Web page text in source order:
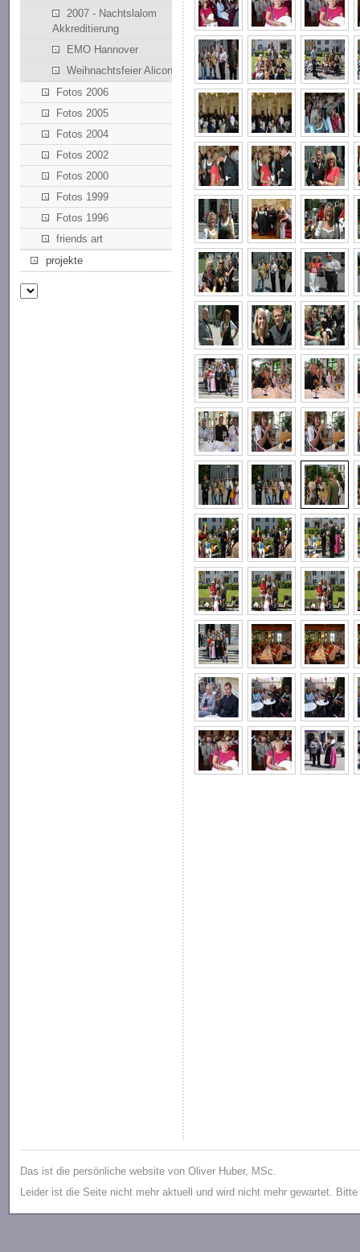
2007 - Nachtslalom
Akkreditierung
EMO Hannover
Weihnachtsfeier Alicona
Fotos 2006
Fotos 2005
Fotos 2004
Fotos 2002
Fotos 2000
Fotos 1999
Fotos 1996
friends art
projekte
Das ist die persönliche website von Oliver Huber, MSc.
Leider ist die Seite nicht mehr aktuell und wird nicht mehr gewartet.